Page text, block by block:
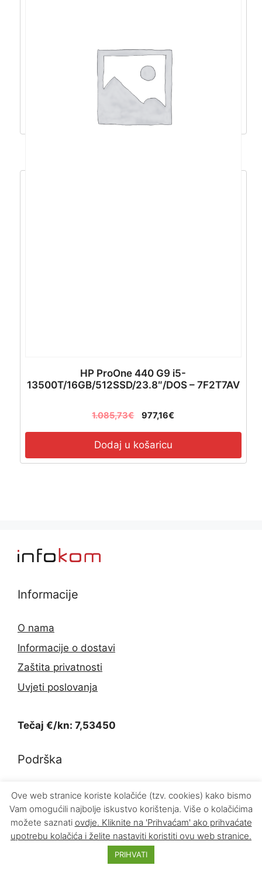
i3/16GB/1TB/IntHD/W11P/5god –
12UD004UCR
1.024,77€ 922,30 €
Dodaj u košaricu
HP ProOne 440 G9 i5-
13500T/16GB/512SSD/23.8″/DOS – 7F2T7AV
1.085,73€ 977,16€
Dodaj u košaricu
Informacije
O nama
Informacije o dostavi
Zaštita privatnosti
Uvjeti poslovanja
Tečaj €/kn: 7,53450
Podrška
Kontakt
Povrat proizvoda
© 2026 INFOKOM d.o.o.
Ove web stranice koriste kolačiće (tzv. cookies) kako bismo
Vam omogućili najbolje iskustvo korištenja. Više o kolačićima
možete saznati ovdje. Kliknite na 'Prihvaćam' ako prihvaćate
upotrebu kolačića i želite nastaviti koristiti ovu web stranice.
PRIHVATI